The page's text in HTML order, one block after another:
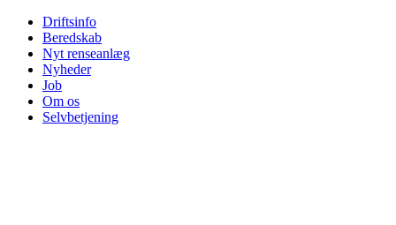
Driftsinfo
Beredskab
Nyt renseanlæg
Nyheder
Job
Om os
Selvbetjening